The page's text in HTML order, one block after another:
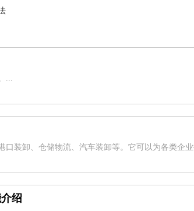
...
口装卸、仓储物流、汽车装卸等。它可以为各类企业
绍